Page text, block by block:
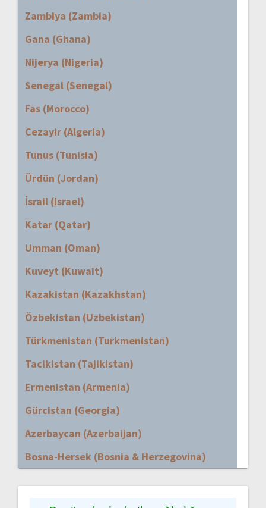
Zambiya (Zambia)
Gana (Ghana)
Nijerya (Nigeria)
Senegal (Senegal)
Fas (Morocco)
Cezayir (Algeria)
Tunus (Tunisia)
Ürdün (Jordan)
İsrail (Israel)
Katar (Qatar)
Umman (Oman)
Kuveyt (Kuwait)
Kazakistan (Kazakhstan)
Özbekistan (Uzbekistan)
Türkmenistan (Turkmenistan)
Tacikistan (Tajikistan)
Ermenistan (Armenia)
Gürcistan (Georgia)
Azerbaycan (Azerbaijan)
Bosna-Hersek (Bosnia & Herzegovina)